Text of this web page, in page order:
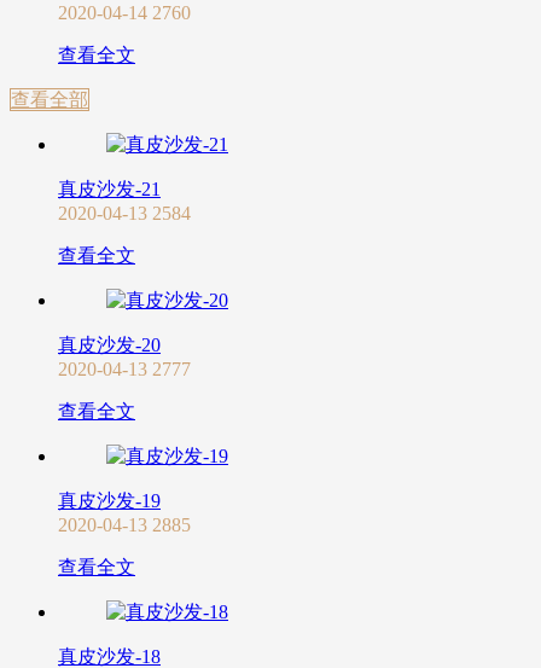
2020-04-14 2760
查看全文
查看全部
真皮沙发-21
2020-04-13 2584
查看全文
真皮沙发-20
2020-04-13 2777
查看全文
真皮沙发-19
2020-04-13 2885
查看全文
真皮沙发-18